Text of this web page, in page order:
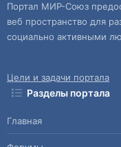
Портал МИР-Союз
веб пространство для
социально активными
Цели и задачи портала
Разделы портала
Главная